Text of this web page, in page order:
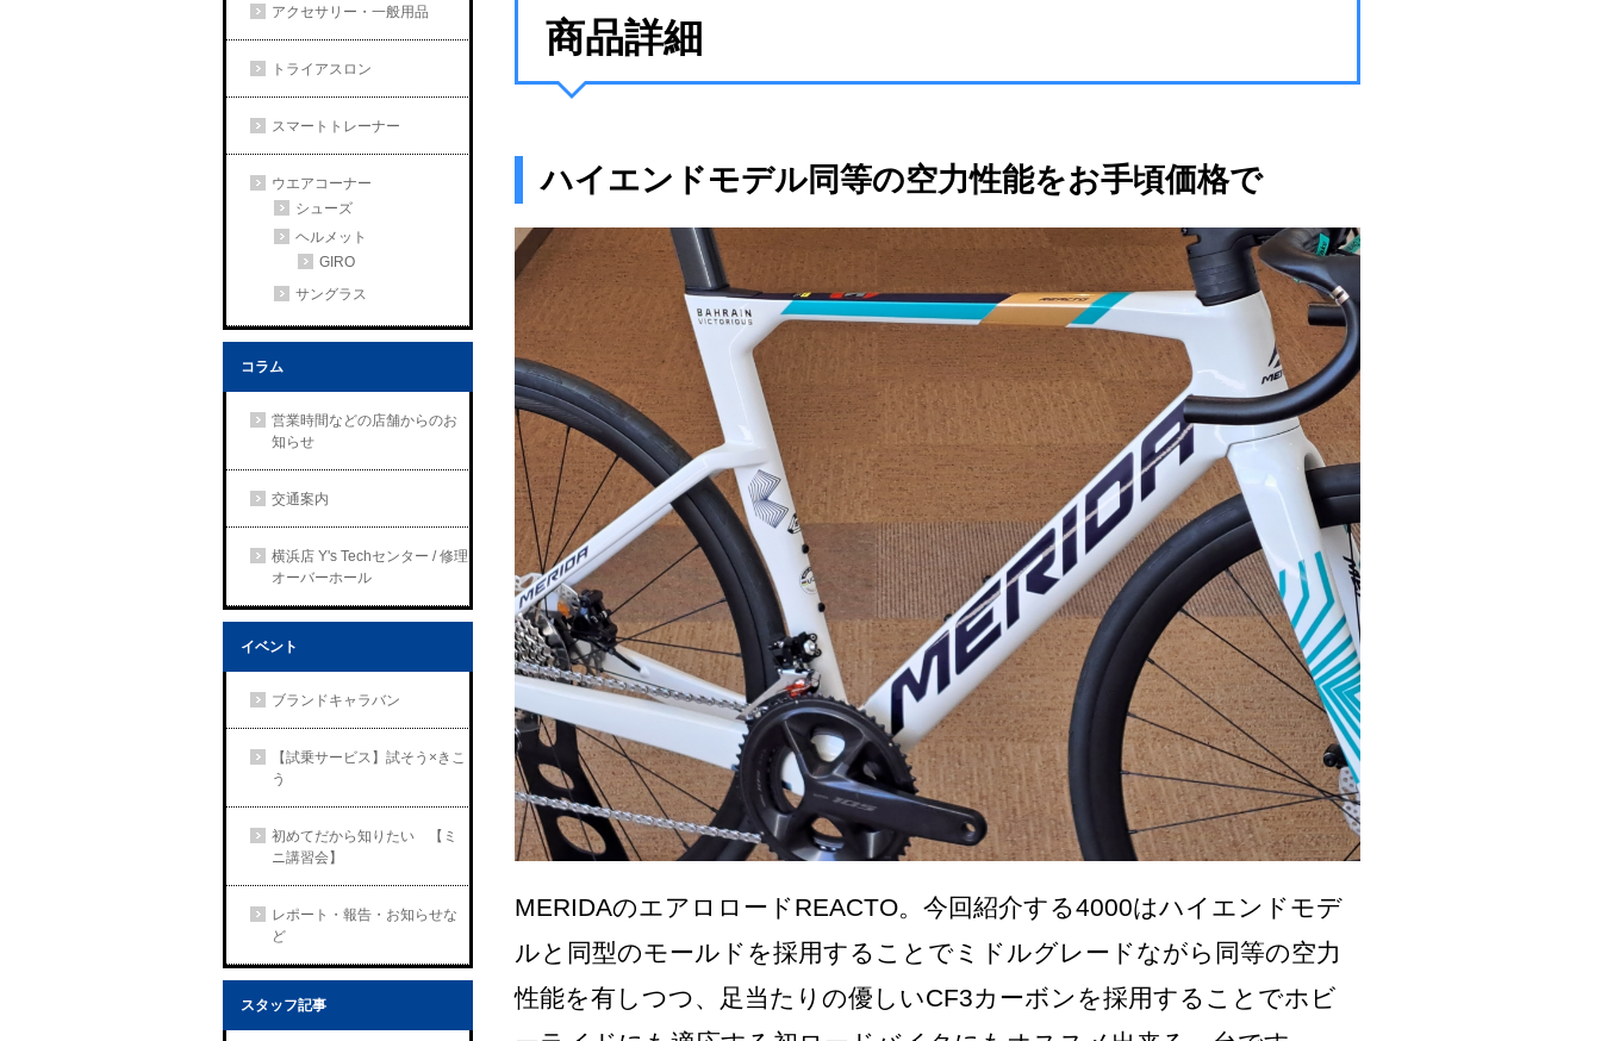
アクセサリー・一般用品
トライアスロン
スマートトレーナー
ウエアコーナー
シューズ
ヘルメット
GIRO
サングラス
コラム
営業時間などの店舗からのお
知らせ
交通案内
横浜店 Y's Techセンター / 修理
オーバーホール
イベント
ブランドキャラバン
【試乗サービス】試そう×きこ
う
初めてだから知りたい 【ミ
ニ講習会】
レポート・報告・お知らせな
ど
スタッフ記事
商品詳細
ハイエンドモデル同等の空力性能をお手頃価格で
MERIDAのエアロロードREACTO。今回紹介する4000はハイエンドモデ
ルと同型のモールドを採用することでミドルグレードながら同等の空力
性能を有しつつ、足当たりの優しいCF3カーボンを採用することでホビ